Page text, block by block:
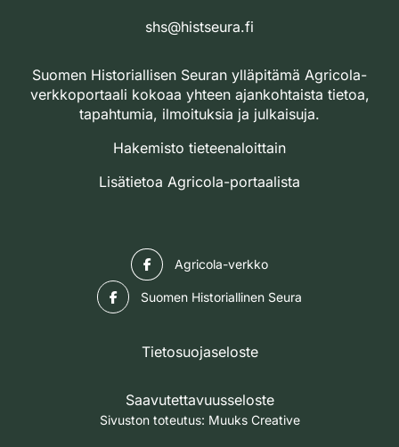
shs@histseura.fi
Suomen Historiallisen Seuran ylläpitämä Agricola-
verkkoportaali kokoaa yhteen ajankohtaista tietoa,
tapahtumia, ilmoituksia ja julkaisuja.
Hakemisto tieteenaloittain
Lisätietoa Agricola-portaalista
Agricola-verkko
Suomen Historiallinen Seura
Tietosuojaseloste
Saavutettavuusseloste
Sivuston toteutus: Muuks Creative